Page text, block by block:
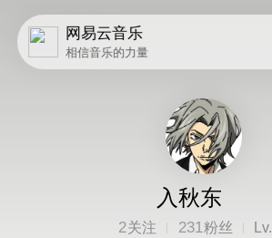
网易云音乐
相信音乐的力量
入秋东
2关注 231粉丝 Lv.